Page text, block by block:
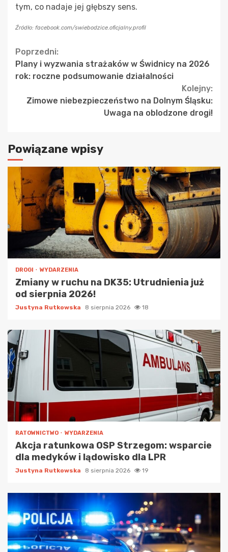
tym, co nadaje jej głębszy sens.
Źródło: facebook.com/swiebodzice.oficjalny.profil
Continue
Reading
Poprzedni:
Plany i wyzwania strażaków w Świdnicy na 2026
rok: roczne podsumowanie działalności
Kolejny:
Zimowe niebezpieczeństwo na Dolnym Śląsku:
Uwaga na oblodzone drogi!
Powiązane wpisy
DROGI WYDARZENIA
Zmiany w ruchu na DK35: Utrudnienia już
od sierpnia 2026!
Justyna Rutkowska 8 sierpnia 2026 18
RATOWNICTWO WYDARZENIA
Akcja ratunkowa OSP Strzegom: wsparcie
dla medyków i lądowisko dla LPR
Justyna Rutkowska 8 sierpnia 2026 19